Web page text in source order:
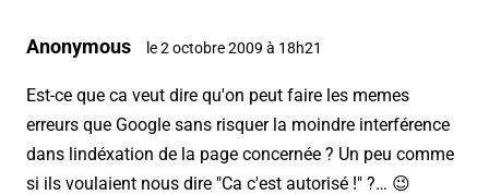
Anonymous le 2 octobre 2009 à 18h21
Est-ce que ca veut dire qu'on peut faire les memes
erreurs que Google sans risquer la moindre interférence
dans lindéxation de la page concernée ? Un peu comme
si ils voulaient nous dire "Ca c'est autorisé !" ?… 😉